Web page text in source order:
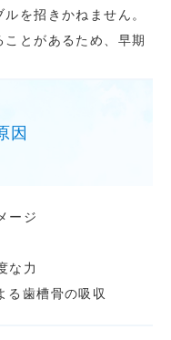
を招きかねません。
ことがあるため、早期
因
ージ
な力
る歯槽骨の吸収